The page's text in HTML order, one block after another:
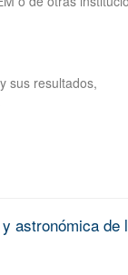
sus resultados,
astronómica